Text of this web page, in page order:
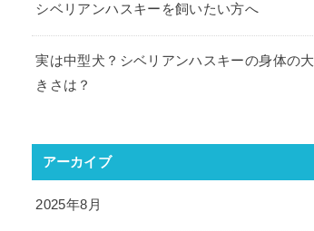
シベリアンハスキーを飼いたい方へ
実は中型犬？シベリアンハスキーの身体の大
きさは？
アーカイブ
2025年8月